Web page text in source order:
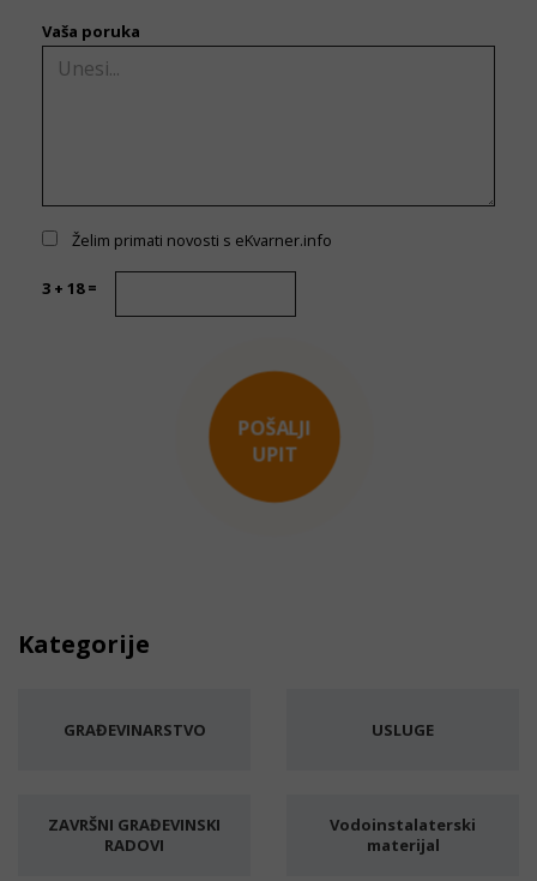
Vaša poruka
Želim primati novosti s eKvarner.info
3 + 18 =
POŠALJI
UPIT
Kategorije
GRAĐEVINARSTVO USLUGE
ZAVRŠNI GRAĐEVINSKI
RADOVI
Vodoinstalaterski
materijal